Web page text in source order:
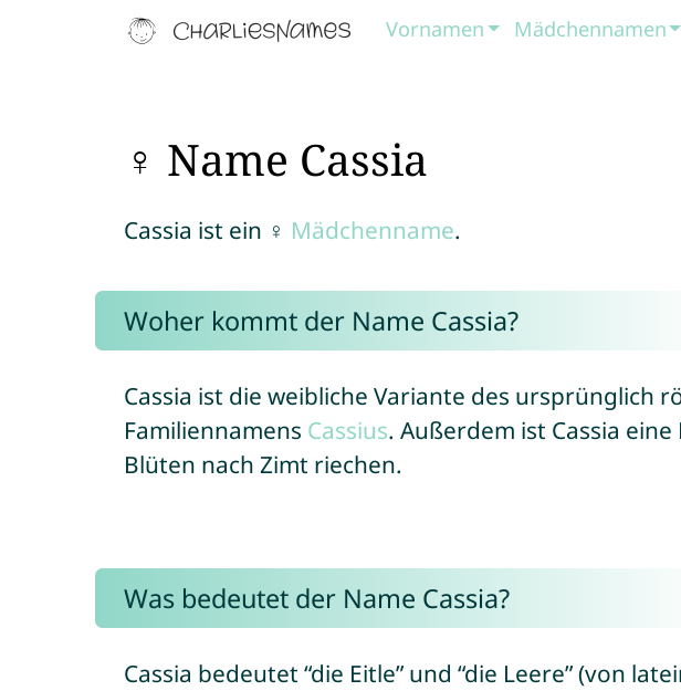
Vornamen Mädchennamen
♀ Name Cassia
Cassia ist ein ♀ Mädchenname.
Woher kommt der Name Cassia?
Cassia ist die weibliche Variante des ursprünglich
Familiennamens Cassius. Außerdem ist Cassia
Blüten nach Zimt riechen.
Was bedeutet der Name Cassia?
Cassia bedeutet “die Eitle” und “die Leere” (von